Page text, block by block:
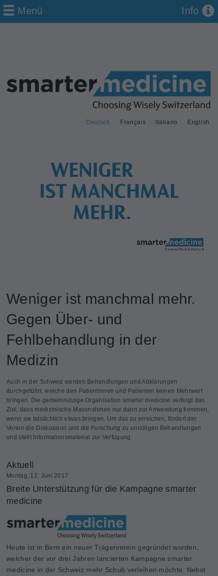
Deutsch Français Italiano English
Menü Info
Weniger ist manchmal mehr.
Gegen Über- und
Fehlbehandlung in der
Medizin
Auch in der Schweiz werden Behandlungen und Abklärungen
durchgeführt, welche den Patientinnen und Patienten keinen Mehrwert
bringen. Die gemeinnützige Organisation smarter medicine verfolgt das
Ziel, dass medizinische Massnahmen nur dann zur Anwendung kommen,
wenn sie tatsächlich etwas bringen. Um das zu erreichen, fördert der
Verein die Diskussion und die Forschung zu unnötigen Behandlungen
und stellt Informationsmaterial zur Verfügung.
Aktuell
Montag, 12. Juni 2017
Breite Unterstützung für die Kampagne smarter
medicine
Heute ist in Bern ein neuer Trägerverein gegründet worden,
welcher der vor drei Jahren lancierten Kampagne smarter
medicine in der Schweiz mehr Schub verleihen möchte. Nebst